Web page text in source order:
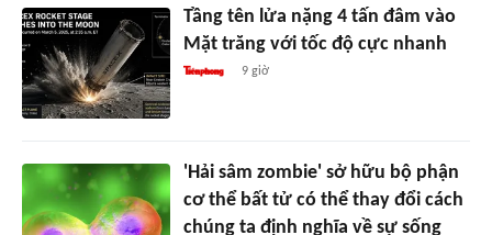
Tầng tên lửa nặng 4 tấn đâm vào
Mặt trăng với tốc độ cực nhanh
9 giờ
'Hải sâm zombie' sở hữu bộ phận
cơ thể bất tử có thể thay đổi cách
chúng ta định nghĩa về sự sống